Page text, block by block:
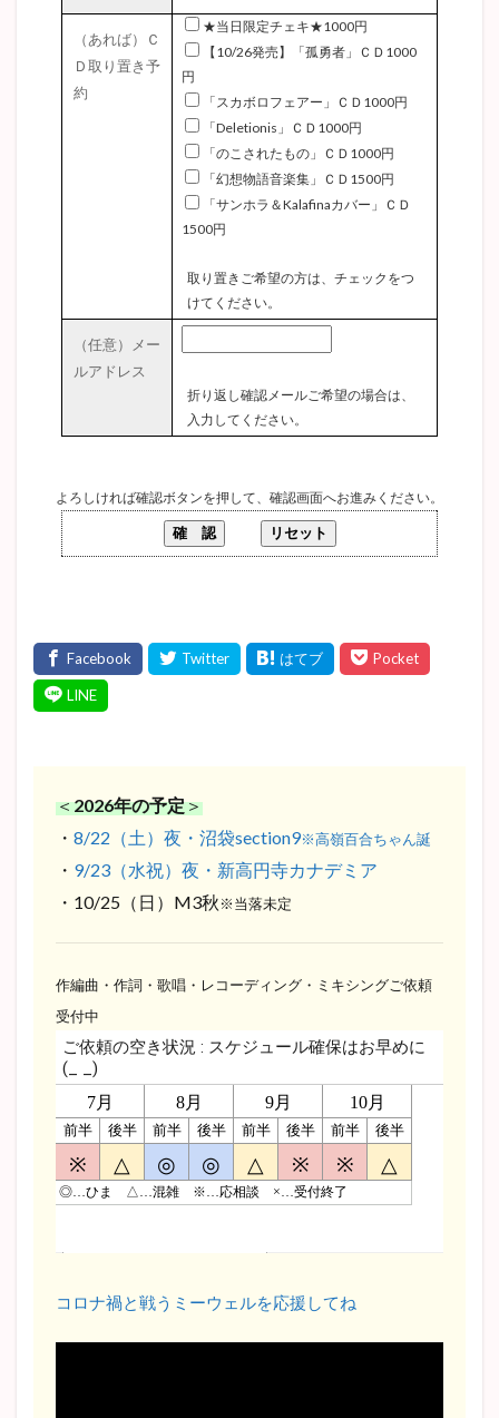
（あれば）Ｃ
Ｄ取り置き予
約
★当日限定チェキ★1000円
【10/26発売】「孤勇者」ＣＤ1000
円
「スカボロフェアー」ＣＤ1000円
「Deletionis」ＣＤ1000円
「のこされたもの」ＣＤ1000円
「幻想物語音楽集」ＣＤ1500円
「サンホラ＆Kalafinaカバー」ＣＤ
1500円
取り置きご希望の方は、チェックをつ
けてください。
（任意）メー
ルアドレス
折り返し確認メールご希望の場合は、
入力してください。
よろしければ確認ボタンを押して、確認画面へお進みください。
＜2026年の予定＞
・ 8/22（土）夜・沼袋section9※高嶺百合ちゃん誕
・ 9/23（水祝）夜・新高円寺カナデミア
・10/25（日）M3秋※当落未定
作編曲・作詞・歌唱・レコーディング・ミキシングご依頼
受付中
コロナ禍と戦うミーウェルを応援してね